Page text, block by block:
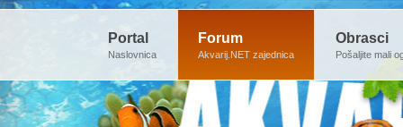
Portal
Naslovnica
Forum
Akvarij.NET zajednica
Obrasci
Pošaljite mali